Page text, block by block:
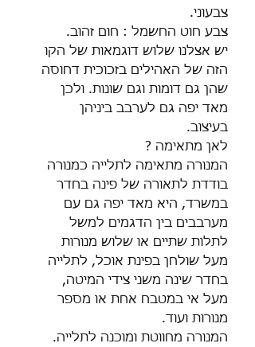
צבעוני.
צבע חוט החשמל : חום זהוב.
יש אצלנו שלוש דוגמאות של הקו
הזה של האהילים בזכוכית דחוסה
שהן גם דומות וגם שונות. ולכן
מאד יפה גם לערבב ביניהן
בעיצוב.
לאן מתאימה ?
המנורה מתאימה לתלייה כמנורה
בודדת לתאורה של פינה בחדר
במשרד, היא מאד יפה גם עם
מערבבים בין הדגמים למשל
לתלות שתיים או שלוש מנורות
מעל שולחן בפינת אוכל, לתלייה
בחדר שינה משני צידי המיטה,
מעל אי במטבח אחת או מספר
מנורות ועוד.
המנורה מחווטת ומוכנה לתלייה.